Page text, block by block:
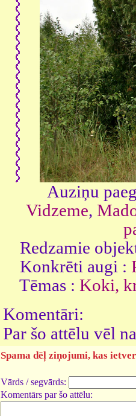
Auziņu
Vidzeme,
Redzamie
Konkrēti augi :
Tēmas : Koki,
Komentāri:
Par šo attēlu vēl
Spama dēļ ziņojumi, kas
Vārds / segvārds:
Komentārs par šo attēlu: